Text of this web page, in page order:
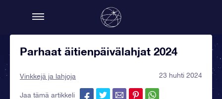
Parhaat äitienpäivälahjat 2024
Vinkkejä ja lahjoja 23 huhti 2024
Jaa tämä artikkeli